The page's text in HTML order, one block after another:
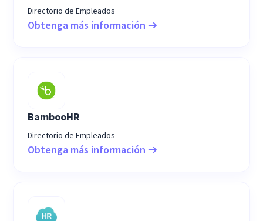
Directorio de Empleados
Obtenga más información
BambooHR
Directorio de Empleados
Obtenga más información